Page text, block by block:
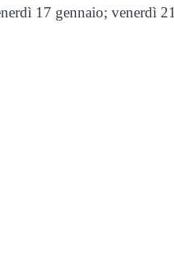
17 gennaio; venerdì 21